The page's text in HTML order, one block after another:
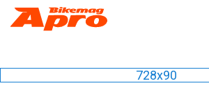
728x90